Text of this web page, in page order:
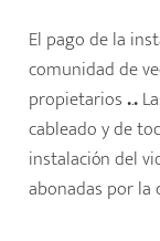
El pago de la
comunidad de
propietarios...
cableado y de
instalación del
abonadas por